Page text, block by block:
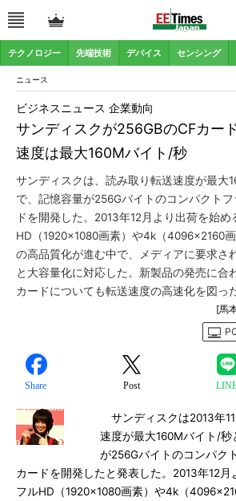
テクノロジー 先端技術 デバイス センシング
ニュース
サンディスクが256GBのCFカー
速度は最大160Mバイト/秒
ビジネスニュース 企業動向
サンディスクは、読み取り転送速度が最大
で、記憶容量が256Gバイトのコンパクト
ドを開発した。2013年12月より出荷を始め
HD（1920×1080画素）や4k（4096×2160
の高品質化が進む中で、メディアに要求さ
と大容量化に対応した。新製品の発売に合
カードについても転送速度の高速化を図った
[馬
Share Post
サンディスクは2013年
速度が最大160Mバイト/
が256Gバイトのコンパク
カードを開発したと発表した。2013年12月
フルHD（1920×1080画素）や4k（